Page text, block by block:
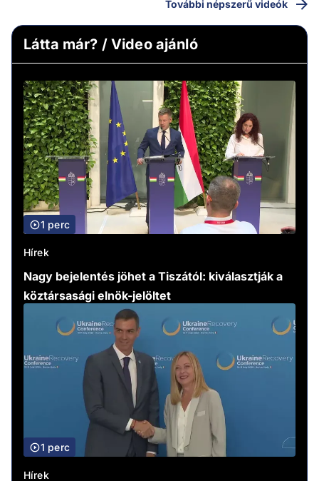
További népszerű videók
Látta már? / Video ajánló
1 perc
Hírek
Nagy bejelentés jöhet a Tiszától: kiválasztják a
köztársasági elnök-jelöltet
1 perc
Hírek